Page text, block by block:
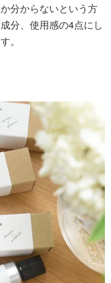
分からないという方
分、使用感の4点にし
。